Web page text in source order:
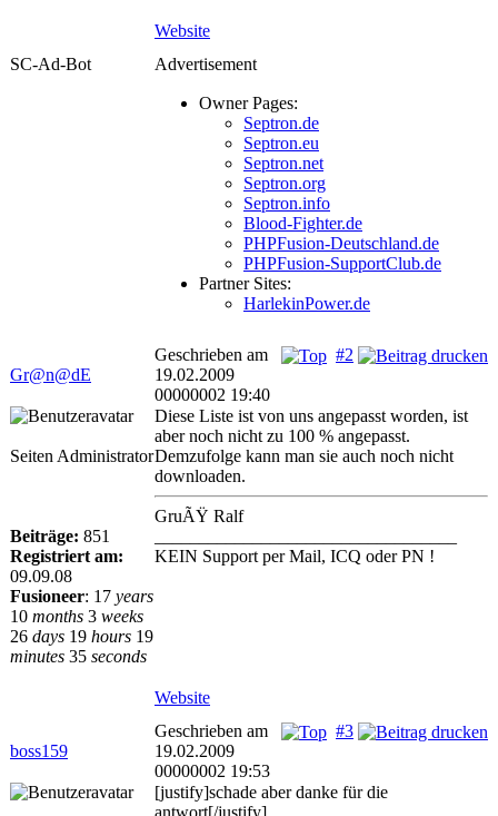
Website
SC-Ad-Bot
Advertisement
Owner Pages:
Septron.de
Septron.eu
Septron.net
Septron.org
Septron.info
Blood-Fighter.de
PHPFusion-Deutschland.de
PHPFusion-SupportClub.de
Partner Sites:
HarlekinPower.de
Gr@n@dE
#2
Geschrieben am
19.02.2009
00000002 19:40
Seiten Administrator
Beiträge: 851
Registriert am:
09.09.08
Fusioneer: 17 years
10 months 3 weeks
26 days 19 hours 19
minutes 35 seconds
Diese Liste ist von uns angepasst worden, ist
aber noch nicht zu 100 % angepasst.
Demzufolge kann man sie auch noch nicht
downloaden.
GruÃŸ Ralf
KEIN Support per Mail, ICQ oder PN !
Website
boss159
#3
Geschrieben am
19.02.2009
00000002 19:53
[justify]schade aber danke für die
antwort[/justify]